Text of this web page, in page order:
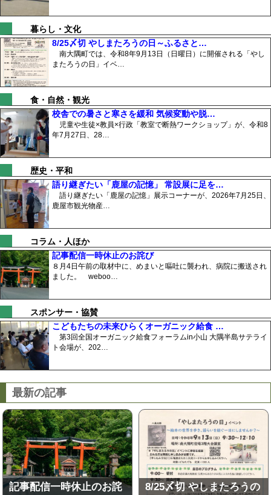
暮らし・文化
8/25〆切 やしまたろうの日～ふるさと…
南大隅町では、令和8年9月13日（日曜日）に開催される「やし
またろうの日」イベ…
食・自然・観光
校舎での暑さと寒さを緩和 気候変動や脱…
児童や生徒×教員×行政「教室で断熱ワークショップ」が、令和8
年7月27日、28…
歴史・平和
語り継ぎたい「鹿屋の記憶」 常設展に足を…
語り継ぎたい「鹿屋の記憶」展示コーナーが、2026年7月25日、
鹿屋市観光物産…
コラム・人ほか
記事配信一時休止のお詫び
８月4日午前の取材中に、めまいと嘔吐に襲われ、病院に搬送され
ました。 weboo…
スポンサー・協賛
こどもたちの未来ひらくオーガニック給食 …
第3回全国オーガニック給食フォーラムin小山 大隅半島サテライ
ト会場が、202…
最新の記事
記事配信一時休止のお詫
8/25〆切 やしまたろうの